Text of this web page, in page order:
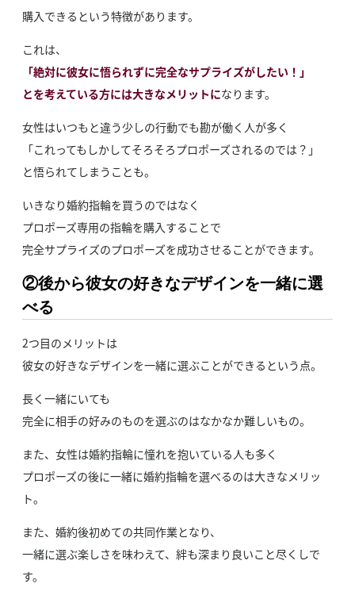
購入できるという特徴があります。
これは、
「絶対に彼女に悟られずに完全なサプライズがしたい！」
とを考えている方には大きなメリットになります。
女性はいつもと違う少しの行動でも勘が働く人が多く
「これってもしかしてそろそろプロポーズされるのでは？」
と悟られてしまうことも。
いきなり婚約指輪を買うのではなく
プロポーズ専用の指輪を購入することで
完全サプライズのプロポーズを成功させることができます。
②後から彼女の好きなデザインを一緒に選
べる
2つ目のメリットは
彼女の好きなデザインを一緒に選ぶことができるという点。
長く一緒にいても
完全に相手の好みのものを選ぶのはなかなか難しいもの。
また、女性は婚約指輪に憧れを抱いている人も多く
プロポーズの後に一緒に婚約指輪を選べるのは大きなメリッ
ト。
また、婚約後初めての共同作業となり、
一緒に選ぶ楽しさを味わえて、絆も深まり良いこと尽くしで
す。